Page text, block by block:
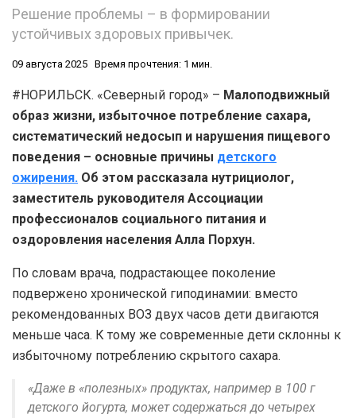
Решение проблемы – в формировании
устойчивых здоровых привычек.
09 августа 2025 Время прочтения: 1 мин.
#НОРИЛЬСК. «Северный город» – Малоподвижный
образ жизни, избыточное потребление сахара,
систематический недосып и нарушения пищевого
поведения – основные причины детского
ожирения. Об этом рассказала нутрициолог,
заместитель руководителя Ассоциации
профессионалов социального питания и
оздоровления населения Алла Порхун.
По словам врача, подрастающее поколение
подвержено хронической гиподинамии: вместо
рекомендованных ВОЗ двух часов дети двигаются
меньше часа. К тому же современные дети склонны к
избыточному потреблению скрытого сахара.
«Даже в «полезных» продуктах, например в 100 г
детского йогурта, может содержаться до четырех